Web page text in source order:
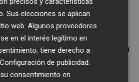
relevantes porque el
de valor añadido
a la exportación de
es muy importante en
mundo, y está
nueva etapa de la
Sus elecciones se aplican
web. Algunos proveedores
en el interés legítimo en
tiene derecho a
Configuración de publicidad.
consentimiento en